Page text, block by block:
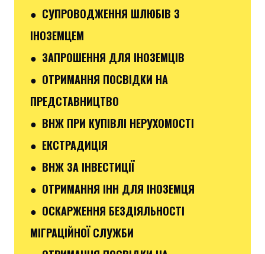
● СУПРОВОДЖЕННЯ ШЛЮБІВ З
ІНОЗЕМЦЕМ
● ЗАПРОШЕННЯ ДЛЯ ІНОЗЕМЦІВ
● ОТРИМАННЯ ПОСВІДКИ НА
ПРЕДСТАВНИЦТВО
● ВНЖ ПРИ КУПІВЛІ НЕРУХОМОСТІ
● ЕКСТРАДИЦІЯ
● ВНЖ ЗА ІНВЕСТИЦІЇ
● ОТРИМАННЯ ІНН ДЛЯ ІНОЗЕМЦЯ
● ОСКАРЖЕННЯ БЕЗДІЯЛЬНОСТІ
МІГРАЦІЙНОЇ СЛУЖБИ